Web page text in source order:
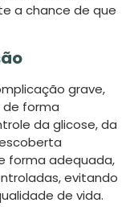
a chance de que
grave,
de forma
da glicose, da
forma adequada,
evitando
de vida.